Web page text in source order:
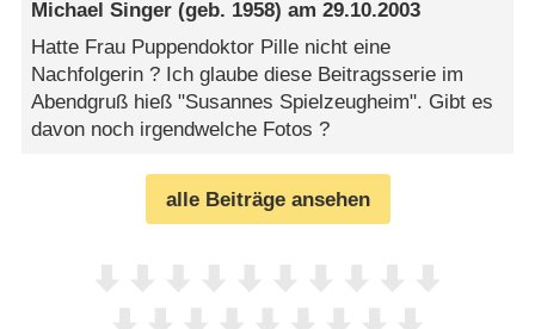
Michael Singer (geb. 1958) am29.10.2003
Hatte Frau Puppendoktor Pille nicht eine
Nachfolgerin ? Ich glaube diese Beitragsserie im
Abendgruß hieß "Susannes Spielzeugheim". Gibt es
davon noch irgendwelche Fotos ?
alle Beiträge ansehen